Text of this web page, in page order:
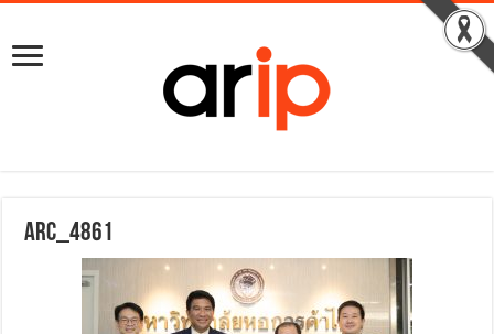
ARC_4861